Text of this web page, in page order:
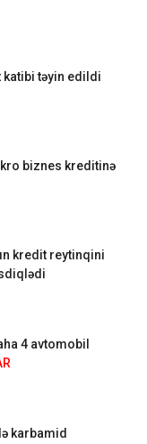
katibi təyin edildi
biznes kreditinə
kredit reytinqini
4 avtomobil
karbamid